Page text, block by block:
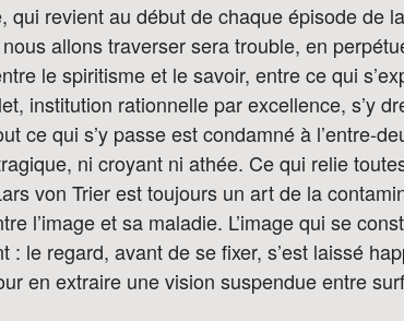
qui revient au début de chaque épisode de
allons traverser sera trouble, en
le spiritisme et le savoir, entre ce qui
institution rationnelle par excellence, s’y
ce qui s’y passe est condamné à l’entre-
ni croyant ni athée. Ce qui relie
von Trier est toujours un art de la
l’image et sa maladie. L’image qui se
: le regard, avant de se fixer, s’est laissé
en extraire une vision suspendue entre